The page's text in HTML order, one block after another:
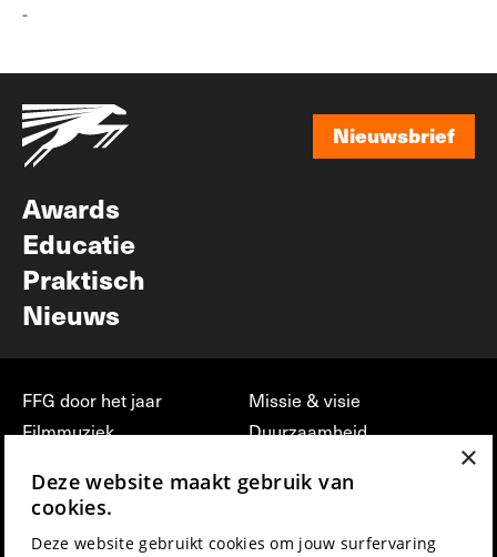
-
Nieuwsbrief
Awards
Educatie
Praktisch
Nieuws
FFG door het jaar
Filmmuziek
Press & Industry
Missie & visie
Duurzaamheid
vrijwilligerswerk bij FFG
Privacy & Disclaimer
×
Deze website maakt gebruik van
cookies.
Deze website gebruikt cookies om jouw surfervaring